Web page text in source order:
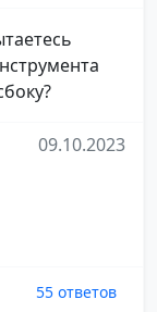
09.10.2023
55 ответов